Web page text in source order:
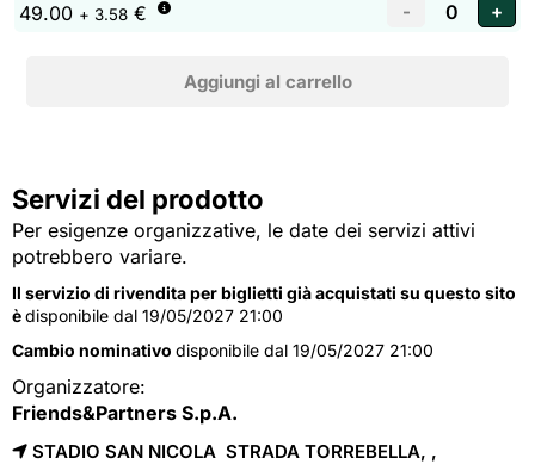
49.00 + 3.58 €
Servizi del prodotto
Per esigenze organizzative, le date dei servizi attivi
potrebbero variare.
Il servizio di rivendita per biglietti già acquistati su questo sito
èdisponibile dal 19/05/2027 21:00
Cambio nominativo disponibile dal 19/05/2027 21:00
Organizzatore:
Friends&Partners S.p.A.
STADIO SAN NICOLA STRADA TORREBELLA, ,